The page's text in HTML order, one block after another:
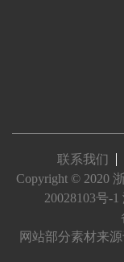
联系我们
Copyright © 2020
20028103号-1
网站部分素材来